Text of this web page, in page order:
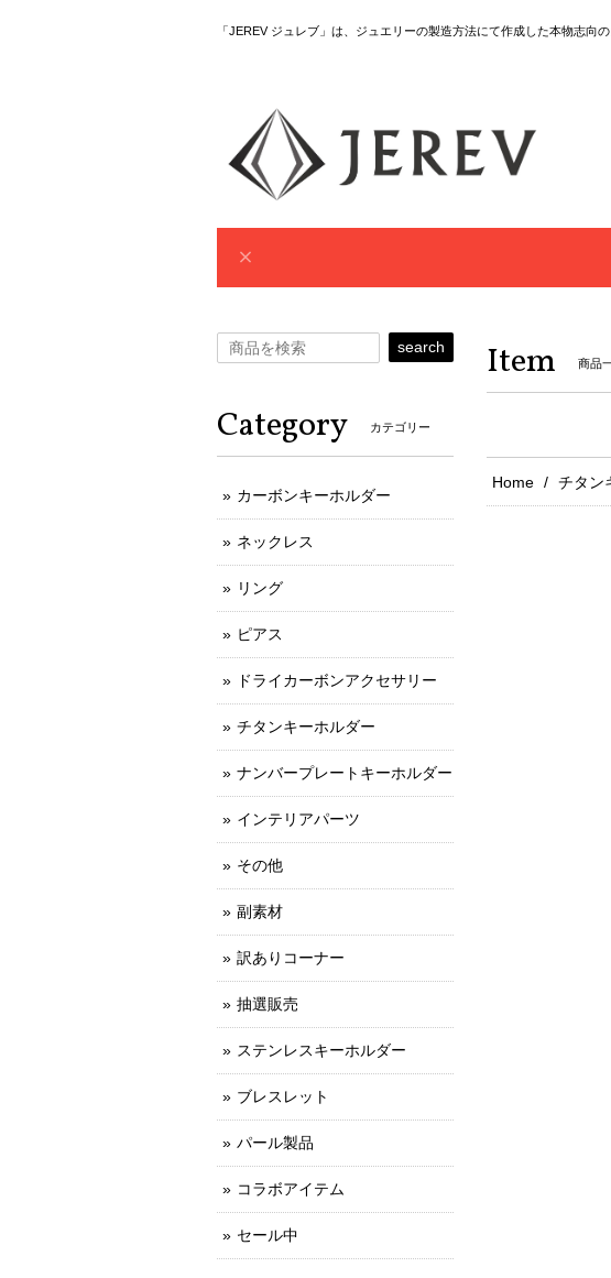
「JEREV ジュレブ」は、ジュエリーの製造方法にて作成した本物志向
Item 商品
Home チタン
search
Category カテゴリー
カーボンキーホルダー
ネックレス
リング
ピアス
ドライカーボンアクセサリー
チタンキーホルダー
ナンバープレートキーホルダー
インテリアパーツ
その他
副素材
訳ありコーナー
抽選販売
ステンレスキーホルダー
ブレスレット
パール製品
コラボアイテム
セール中